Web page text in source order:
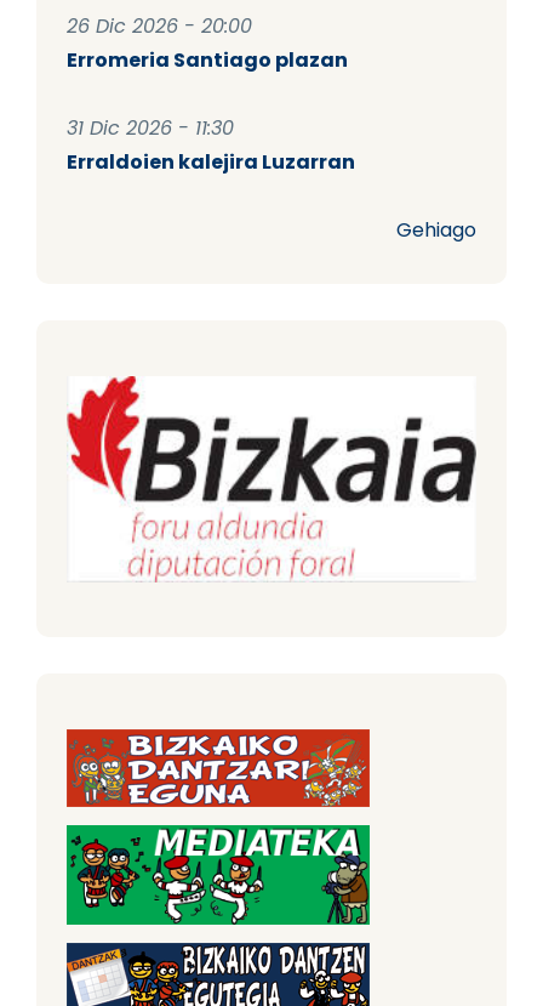
26 Dic 2026 - 20:00
Erromeria Santiago plazan
31 Dic 2026 - 11:30
Erraldoien kalejira Luzarran
Gehiago